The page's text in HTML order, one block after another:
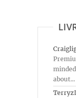
about...